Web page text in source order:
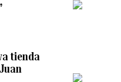
tienda